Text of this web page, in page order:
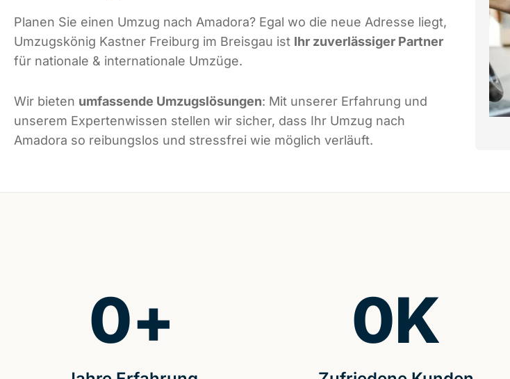
Planen Sie einen Umzug nach Amadora? Egal wo die neue Adresse liegt,
Umzugskönig Kastner Freiburg im Breisgau ist Ihr zuverlässiger Partner
für nationale & internationale Umzüge.
Wir bieten umfassende Umzugslösungen: Mit unserer Erfahrung und
unserem Expertenwissen stellen wir sicher, dass Ihr Umzug nach
Amadora so reibungslos und stressfrei wie möglich verläuft.
0+ 0K